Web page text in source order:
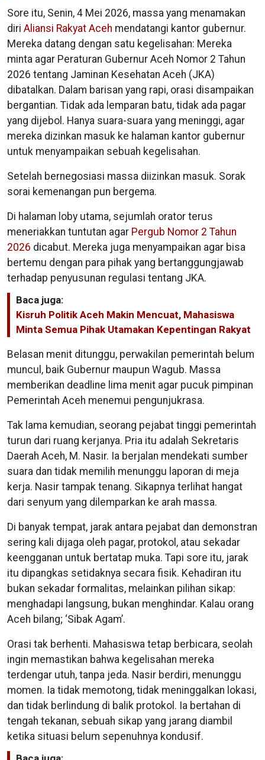
Sore itu, Senin, 4 Mei 2026, massa yang menamakan
diri Aliansi Rakyat Aceh mendatangi kantor gubernur.
Mereka datang dengan satu kegelisahan: Mereka
minta agar Peraturan Gubernur Aceh Nomor 2 Tahun
2026 tentang Jaminan Kesehatan Aceh (JKA)
dibatalkan. Dalam barisan yang rapi, orasi disampaikan
bergantian. Tidak ada lemparan batu, tidak ada pagar
yang dijebol. Hanya suara-suara yang meninggi, agar
mereka dizinkan masuk ke halaman kantor gubernur
untuk menyampaikan sebuah kegelisahan.
Setelah bernegosiasi massa diizinkan masuk. Sorak
sorai kemenangan pun bergema.
Di halaman loby utama, sejumlah orator terus
meneriakkan tuntutan agar Pergub Nomor 2 Tahun
2026 dicabut. Mereka juga menyampaikan agar bisa
bertemu dengan para pihak yang bertanggungjawab
terhadap penyusunan regulasi tentang JKA.
Baca juga:
Kisruh Politik Aceh Makin Mencuat, Mahasiswa
Minta Semua Pihak Utamakan Kepentingan Rakyat
Belasan menit ditunggu, perwakilan pemerintah belum
muncul, baik Gubernur maupun Wagub. Massa
memberikan deadline lima menit agar pucuk pimpinan
Pemerintah Aceh menemui pengunjukrasa.
Tak lama kemudian, seorang pejabat tinggi pemerintah
turun dari ruang kerjanya. Pria itu adalah Sekretaris
Daerah Aceh, M. Nasir. Ia berjalan mendekati sumber
suara dan tidak memilih menunggu laporan di meja
kerja. Nasir tampak tenang. Sikapnya terlihat hangat
dari senyum yang dilemparkan ke arah massa.
Di banyak tempat, jarak antara pejabat dan demonstran
sering kali dijaga oleh pagar, protokol, atau sekadar
keengganan untuk bertatap muka. Tapi sore itu, jarak
itu dipangkas setidaknya secara fisik. Kehadiran itu
bukan sekadar formalitas, melainkan pilihan sikap:
menghadapi langsung, bukan menghindar. Kalau orang
Aceh bilang; ‘Sibak Agam’.
Orasi tak berhenti. Mahasiswa tetap berbicara, seolah
ingin memastikan bahwa kegelisahan mereka
terdengar utuh, tanpa jeda. Nasir berdiri, menunggu
momen. Ia tidak memotong, tidak meninggalkan lokasi,
dan tidak berlindung di balik protokol. Ia bertahan di
tengah tekanan, sebuah sikap yang jarang diambil
ketika situasi belum sepenuhnya kondusif.